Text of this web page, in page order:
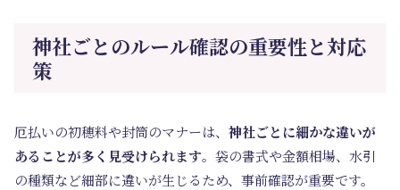
神社ごとのルール確認の重要性と対応
策
厄払いの初穂料や封筒のマナーは、 神社ごとに細かな違いが
あることが多く見受けられます。袋の書式や金額相場、水引
の種類など細部に違いが生じるため、事前確認が重要です。